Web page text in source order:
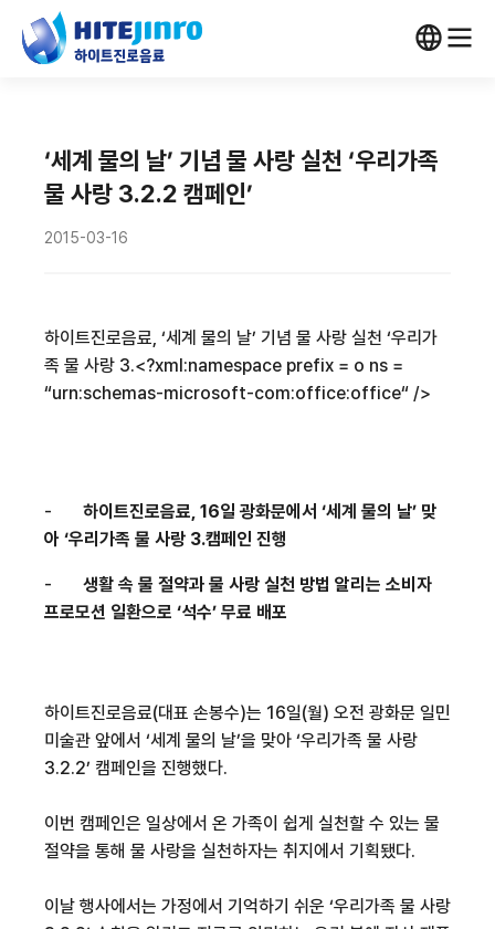
‘세계 물의 날’ 기념 물 사랑 실천 ‘우리가족
물 사랑 3.2.2 캠페인’
2015-03-16
하이트진로음료, ‘세계 물의 날’ 기념 물 사랑 실천 ‘우리가
족 물 사랑 3.<?xml:namespace prefix = o ns =
“urn:schemas-microsoft-com:office:office“ />
- 하이트진로음료, 16일 광화문에서 ‘세계 물의 날’ 맞
아 ‘우리가족 물 사랑 3.캠페인 진행
-
생활 속 물 절약과 물 사랑 실천 방법 알리는 소비자
프로모션 일환으로 ‘석수’ 무료 배포
하이트진로음료(대표 손봉수)는 16일(월) 오전 광화문 일민
미술관 앞에서 ‘세계 물의 날’을 맞아 ‘우리가족 물 사랑
3.2.2’ 캠페인을 진행했다.
이번 캠페인은 일상에서 온 가족이 쉽게 실천할 수 있는 물
절약을 통해 물 사랑을 실천하자는 취지에서 기획됐다.
이날 행사에서는 가정에서 기억하기 쉬운 ‘우리가족 물 사랑